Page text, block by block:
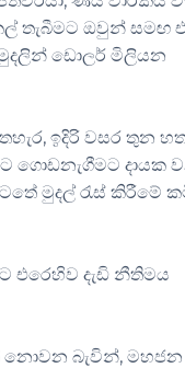
තැබීමට ඔවුන් සමඟ
ඩොලර් මිලියන
ඉදිරි වසර තුන
ගොඩනැගීමට දායක
මුදල් රැස් කිරීමේ
එරෙහිව දැඩි නීතිමය
නොවන බැවින්, මහජන